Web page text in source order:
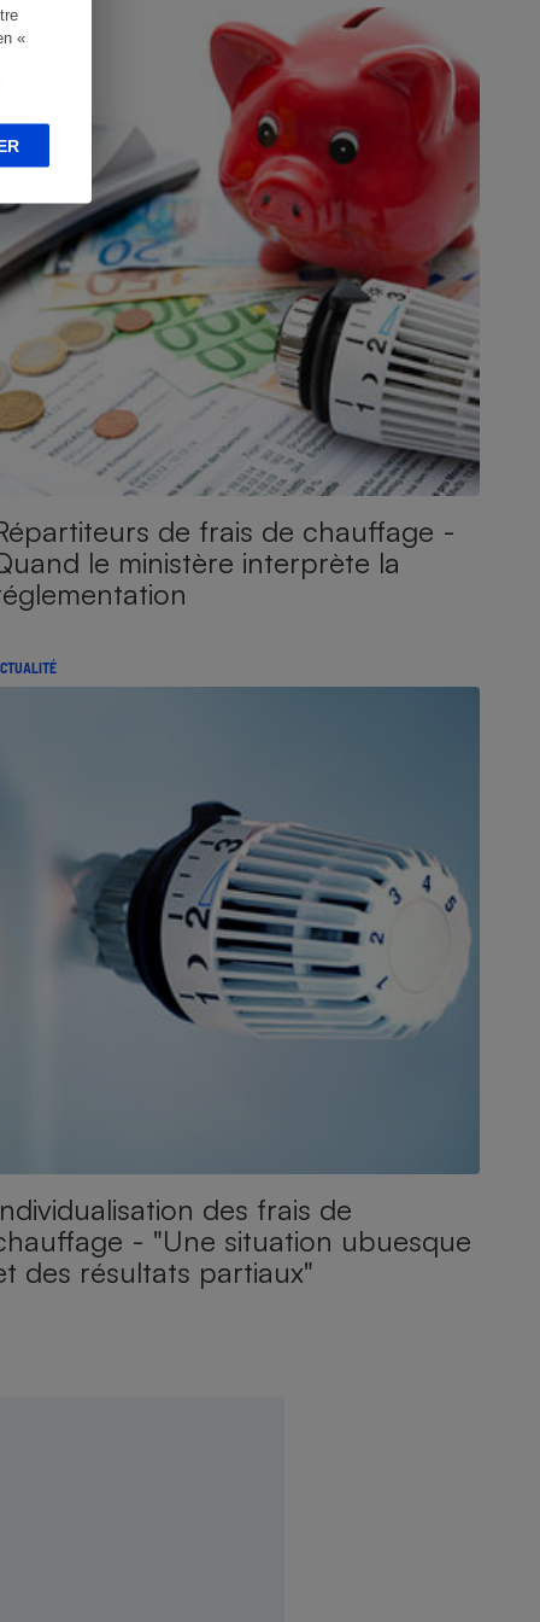
«
de frais de chauffage -
le ministère interprète la
des frais de
- "Une situation ubuesque
des résultats partiaux"